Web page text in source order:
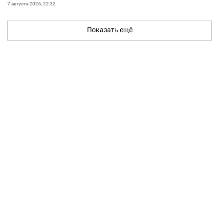
7 августа 2026, 22:32
Показать ещё